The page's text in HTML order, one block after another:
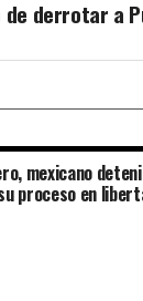
de derrotar a
mexicano
proceso en